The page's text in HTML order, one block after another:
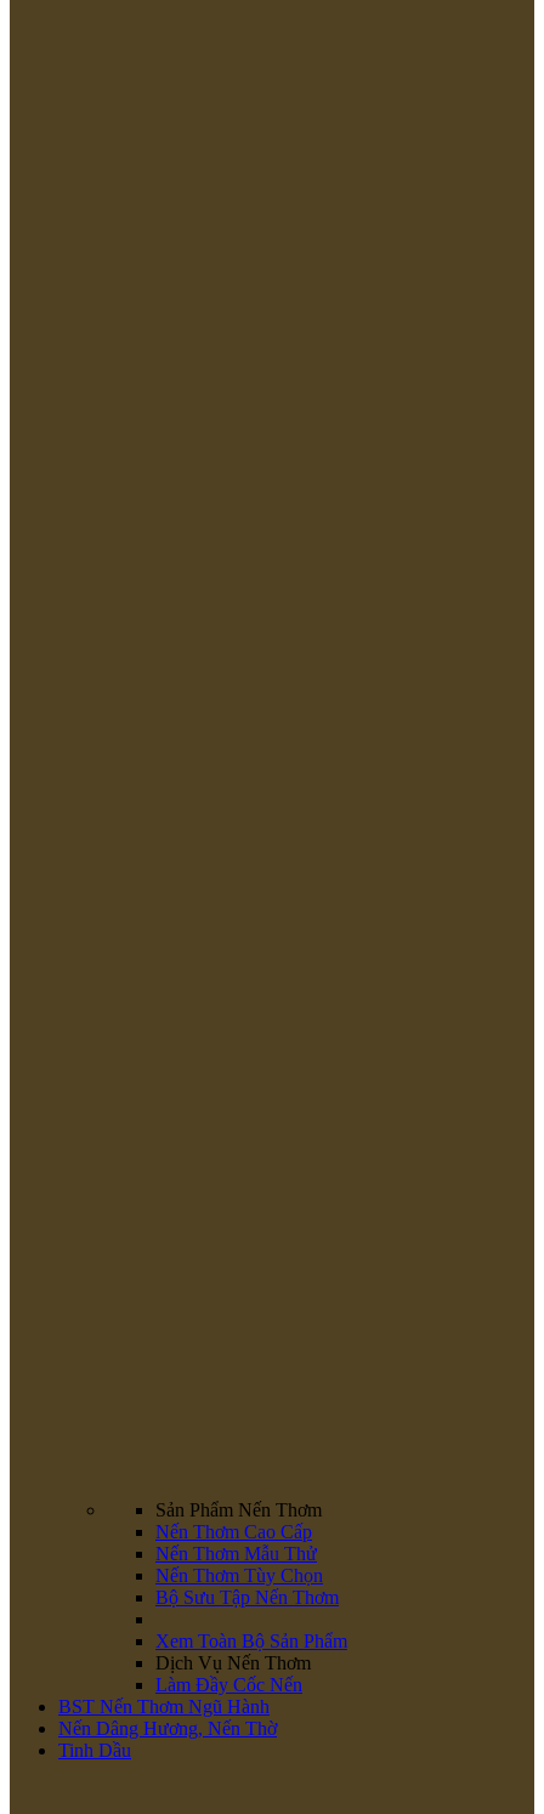
Sản Phẩm Nến Thơm
Nến Thơm Cao Cấp
Nến Thơm Mẫu Thử
Nến Thơm Tùy Chọn
Bộ Sưu Tập Nến Thơm
Xem Toàn Bộ Sản Phẩm
Dịch Vụ Nến Thơm
Làm Đầy Cốc Nến
BST Nến Thơm Ngũ Hành
Nến Dâng Hương, Nến Thờ
Tinh Dầu